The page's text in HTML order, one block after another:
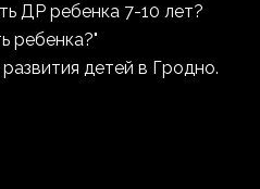
ДР ребенка 7-10 лет?
ребенка?"
детей в Гродно.